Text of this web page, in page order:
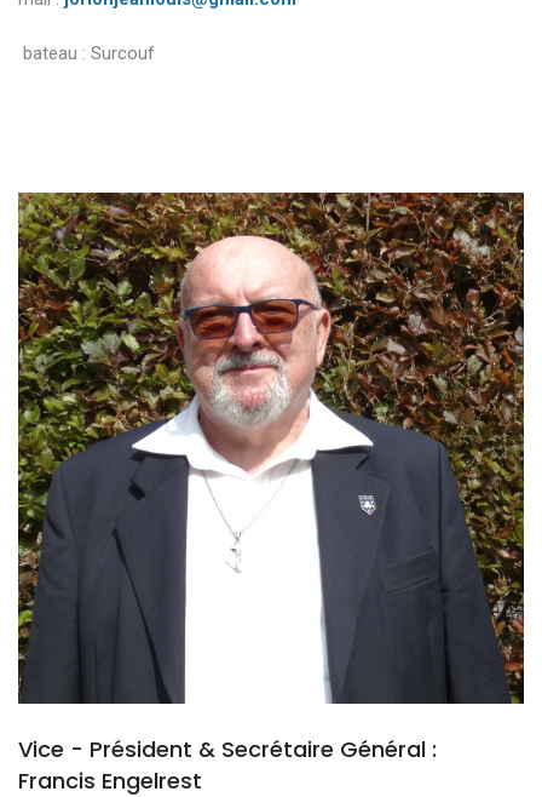
bateau : Surcouf
Vice - Président & Secrétaire Général :
Francis Engelrest